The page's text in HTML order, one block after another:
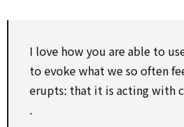
I love how you are able to
toevoke what wesooften
erupts: that it is actingwith
.